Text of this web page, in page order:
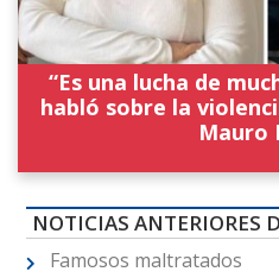
“Es una lucha de
habló sobre la
Mauro
NOTICIAS ANTERIORES
Famosos maltratados